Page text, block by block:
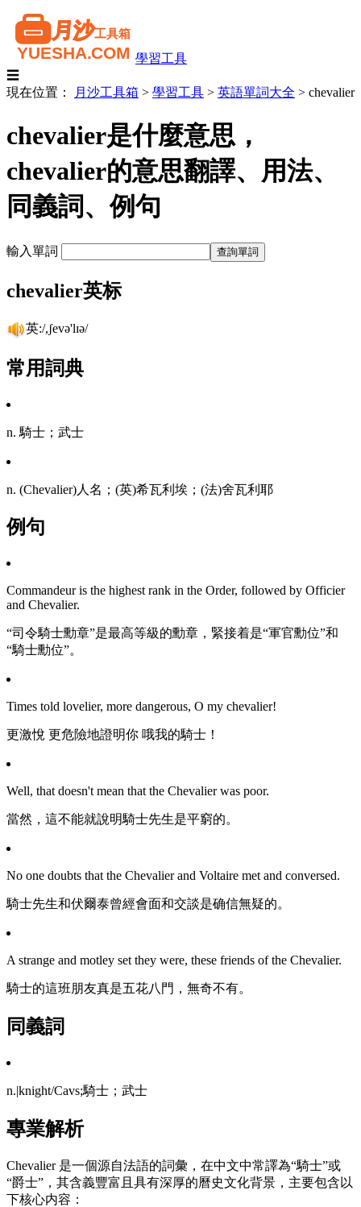
學習工具
☰
現在位置：
月沙工具箱 > 學習工具 > 英語單詞大全 > chevalier
chevalier是什麼意思，
chevalier的意思翻譯、用法、
同義詞、例句
輸入單詞
chevalier英标
英:/,ʃevə'lɪə/
常用詞典
n. 騎士；武士
n. (Chevalier)人名；(英)希瓦利埃；(法)舍瓦利耶
例句
Commandeur is the highest rank in the Order, followed by Officier
and Chevalier.
“司令騎士勳章”是最高等級的勳章，緊接着是“軍官勳位”和
“騎士勳位”。
Times told lovelier, more dangerous, O my chevalier!
更激悅 更危險地證明你 哦我的騎士！
Well, that doesn't mean that the Chevalier was poor.
當然，這不能就說明騎士先生是平窮的。
No one doubts that the Chevalier and Voltaire met and conversed.
騎士先生和伏爾泰曾經會面和交談是确信無疑的。
A strange and motley set they were, these friends of the Chevalier.
騎士的這班朋友真是五花八門，無奇不有。
同義詞
n.|knight/Cavs;騎士；武士
專業解析
Chevalier 是一個源自法語的詞彙，在中文中常譯為“騎士”或
“爵士”，其含義豐富且具有深厚的曆史文化背景，主要包含以
下核心内容：